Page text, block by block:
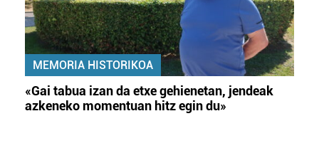
MEMORIA HISTORIKOA
«Gai tabua izan da etxe gehienetan, jendeak
azkeneko momentuan hitz egin du»